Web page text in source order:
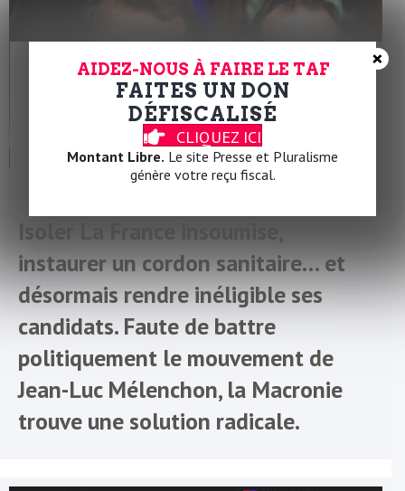
Isoler La France insoumise,
instaurer un cordon sanitaire… et
désormais rendre inéligible ses
candidats. Faute de battre
politiquement le mouvement de
Jean-Luc Mélenchon, la Macronie
trouve une solution radicale.
AIDEZ-NOUS À FAIRE LE TAF
FAITES UN DON
DÉFISCALISÉ
CLIQUEZ ICI
Montant Libre. Le site Presse et Pluralisme
génère votre reçu fiscal.
×